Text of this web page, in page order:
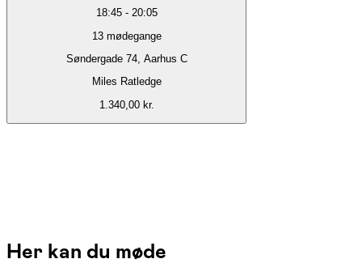
18:45- 20:05
13 mødegange
Søndergade 74, Aarhus C
Miles Ratledge
1.340,00 kr.
Her kan du møde